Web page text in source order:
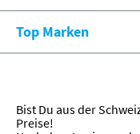
Top Marken
Bist Du aus der
Preise!